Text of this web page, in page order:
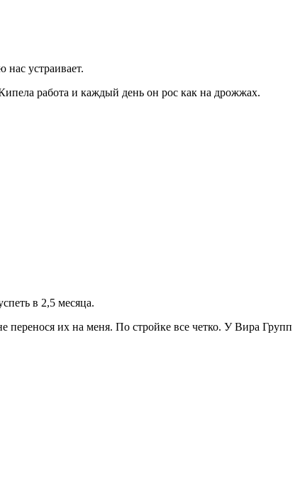
устраивает.
работа и каждый день он рос как на дрожжах.
в 2,5 месяца.
перенося их на меня. По стройке все четко. У Вира Групп